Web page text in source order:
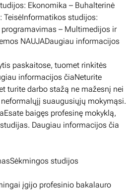
Ekonomika – Buhalterinė
TeisėInformatikos studijos:
– Multimedijos ir
NAUJADaugiau informacijos
paskaitose, tuomet rinkitės
informacijos čiaNeturite
turite darbo stažą ne mažesnį nei
suaugusiųjų mokymąsi.
baigęs profesinę mokyklą,
Daugiau informacijos čia
studijos
įgijo profesinio bakalauro